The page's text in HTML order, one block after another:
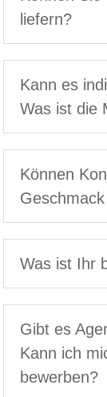
liefern?
Kann es
Was ist die
Können
Was ist Ihr
Gibt es
Kann ich
bewerben?